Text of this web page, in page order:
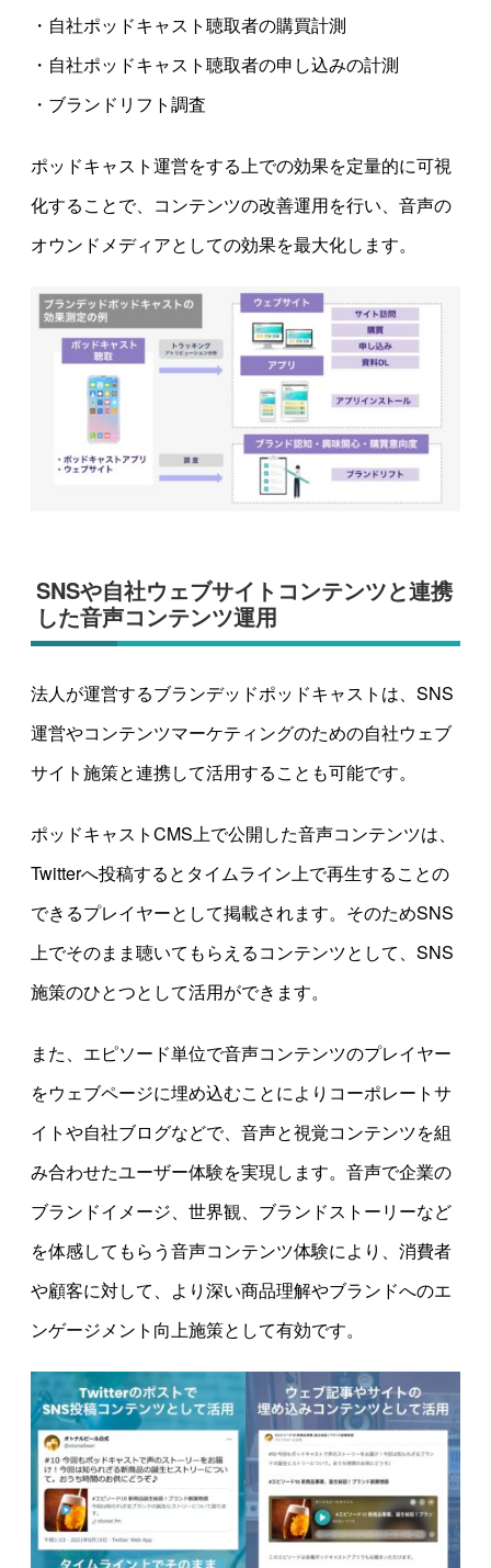
・自社ポッドキャスト聴取者の購買計測
・自社ポッドキャスト聴取者の申し込みの計測
・ブランドリフト調査
ポッドキャスト運営をする上での効果を定量的に可視
化することで、コンテンツの改善運用を行い、音声の
オウンドメディアとしての効果を最大化します。
SNSや自社ウェブサイトコンテンツと連携
した音声コンテンツ運用
法人が運営するブランデッドポッドキャストは、SNS
運営やコンテンツマーケティングのための自社ウェブ
サイト施策と連携して活用することも可能です。
ポッドキャストCMS上で公開した音声コンテンツは、
Twitterへ投稿するとタイムライン上で再生することの
できるプレイヤーとして掲載されます。そのためSNS
上でそのまま聴いてもらえるコンテンツとして、SNS
施策のひとつとして活用ができます。
また、エピソード単位で音声コンテンツのプレイヤー
をウェブページに埋め込むことによりコーポレートサ
イトや自社ブログなどで、音声と視覚コンテンツを組
み合わせたユーザー体験を実現します。音声で企業の
ブランドイメージ、世界観、ブランドストーリーなど
を体感してもらう音声コンテンツ体験により、消費者
や顧客に対して、より深い商品理解やブランドへのエ
ンゲージメント向上施策として有効です。